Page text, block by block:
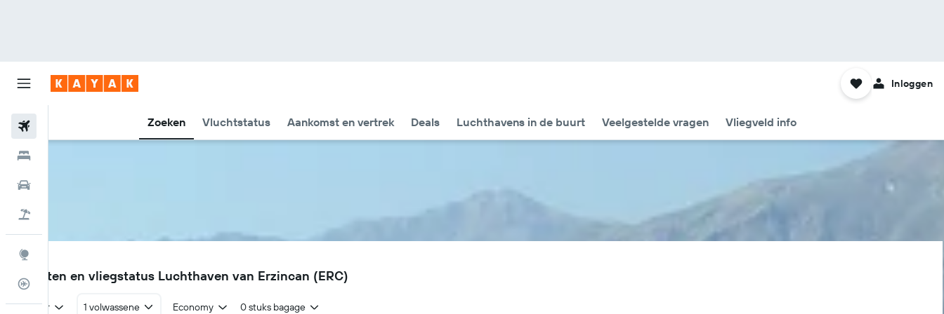
Zoeken Vluchtstatus Aankomst en vertrek Deals Luchthavens in de buurt Veelgestelde vragen Vliegveld info
Inloggen
Vluchtstatus info
ERC
Vluchten en vliegstatus Luchthaven van Erzincan (ERC)
Retour 1 volwassene Economy 0 stuks bagage